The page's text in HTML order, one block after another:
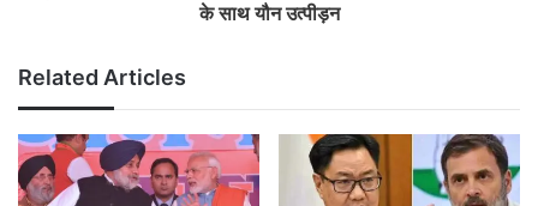
के साथ यौन उत्पीड़न
Related Articles